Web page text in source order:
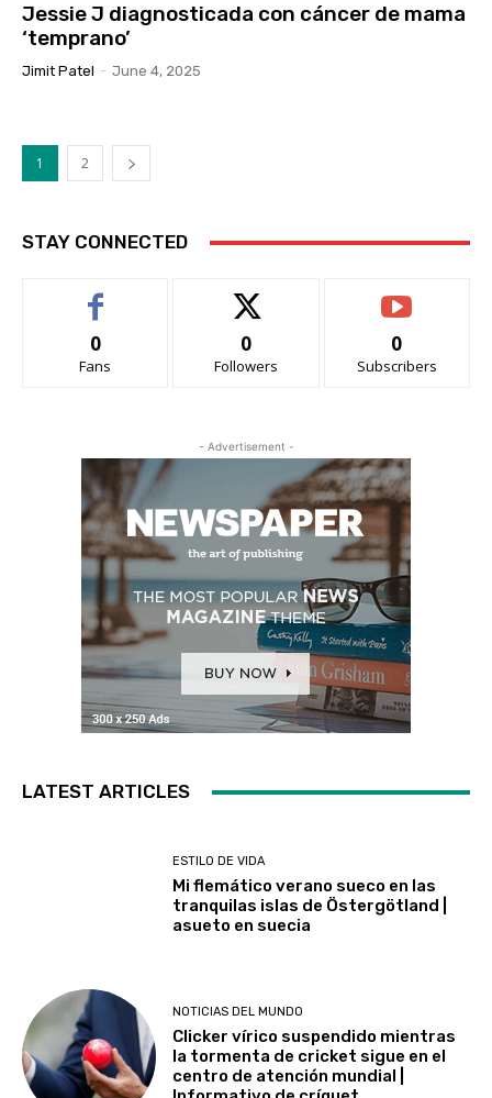
Jessie J diagnosticada con cáncer de mama
‘temprano’
Jimit Patel - June 4, 2025
1 2
STAY CONNECTED
0
Fans
0
Followers
0
Subscribers
- Advertisement -
LATEST ARTICLES
ESTILO DE VIDA
Mi flemático verano sueco en las
tranquilas islas de Östergötland |
asueto en suecia
NOTICIAS DEL MUNDO
Clicker vírico suspendido mientras
la tormenta de cricket sigue en el
centro de atención mundial |